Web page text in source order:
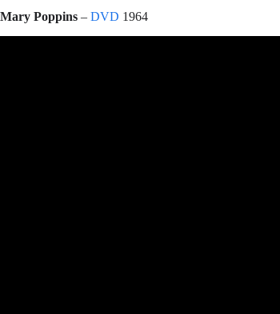
Mary Poppins – DVD 1964